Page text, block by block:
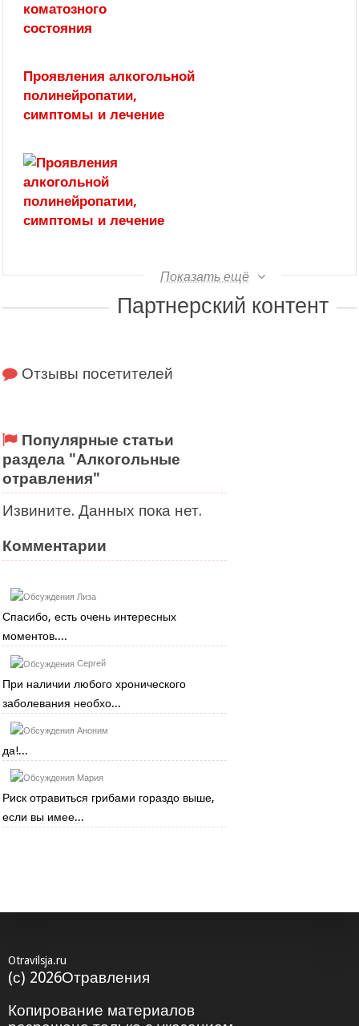
Проявления алкогольной
полинейропатии,
симптомы и лечение
Показать ещё
Партнерский контент
Отзывы посетителей
Популярные статьи
раздела "Алкогольные
отравления"
Извините. Данных пока нет.
Комментарии
Лиза
Спасибо, есть очень интересных
моментов....
Сергей
При наличии любого хронического
заболевания необхо...
Аноним
да!...
Мария
Риск отравиться грибами гораздо выше,
если вы имее...
Otravilsja.ru
(с) 2026Отравления
Копирование материалов